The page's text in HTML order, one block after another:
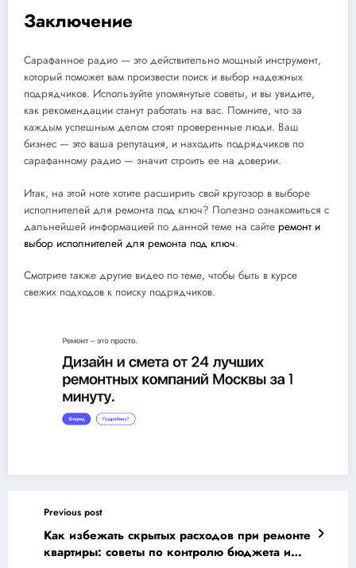
Заключение
Сарафанное радио — это действительно мощный инструмент,
который поможет вам произвести поиск и выбор надежных
подрядчиков. Используйте упомянутые советы, и вы увидите,
как рекомендации станут работать на вас. Помните, что за
каждым успешным делом стоят проверенные люди. Ваш
бизнес — это ваша репутация, и находить подрядчиков по
сарафанному радио — значит строить ее на доверии.
Итак, на этой ноте хотите расширить свой кругозор в выборе
исполнителей для ремонта под ключ? Полезно ознакомиться с
дальнейшей информацией по данной теме на сайте ремонт и
выбор исполнителей для ремонта под ключ.
Смотрите также другие видео по теме, чтобы быть в курсе
свежих подходов к поиску подрядчиков.
Previous post
Как избежать скрытых расходов при ремонте
квартиры: советы по контролю бюджета и